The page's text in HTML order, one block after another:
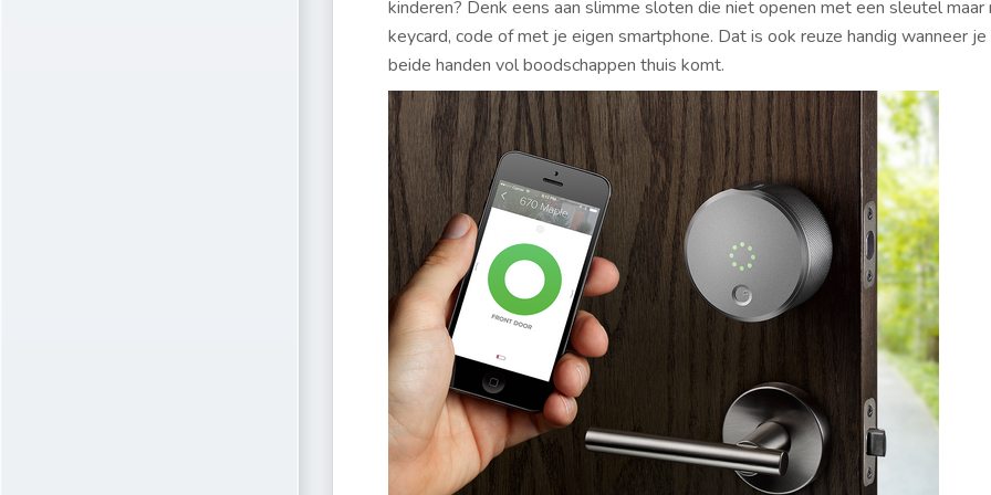
kinderen? Denk eens aan slimme sloten die niet openen met een sleutel maar
keycard, code of met je eigen smartphone. Dat is ook reuze handig wanneer
beide handen vol boodschappen thuis komt.